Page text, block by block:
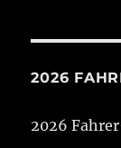
2026
2026